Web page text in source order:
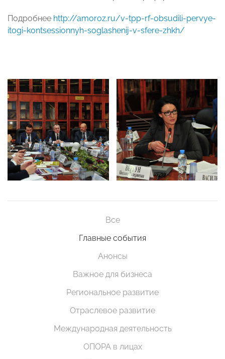
Подробнее http://amoroz.ru/v-tpp-rf-obsudili-pervye-
itogi-kontsessionnyh-soglashenij-v-sfere-zhkh/
Все
Главные события
Анонсы
Важное для бизнеса
Региональное развитие
Отраслевое развитие
Международная деятельность
ОПОРА в лицах